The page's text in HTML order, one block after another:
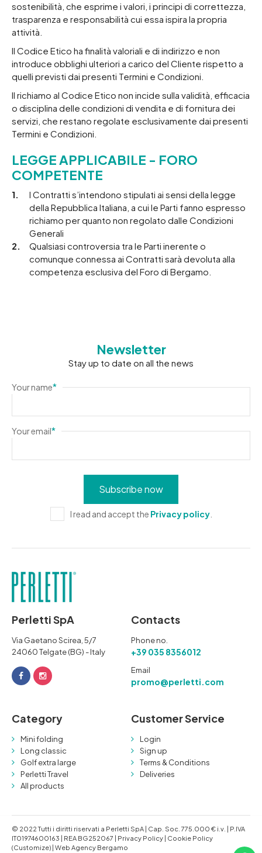
sostenibilità, che esprime i valori, i principi di correttezza,
trasparenza e responsabilità cui essa ispira la propria
attività.
Il Codice Etico ha finalità valoriali e di indirizzo e non
introduce obblighi ulteriori a carico del Cliente rispetto a
quelli previsti dai presenti Termini e Condizioni.
Il richiamo al Codice Etico non incide sulla validità, efficacia
o disciplina delle condizioni di vendita e di fornitura dei
servizi, che restano regolate esclusivamente dai presenti
Termini e Condizioni.
LEGGE APPLICABILE - FORO
COMPETENTE
I Contratti s’intendono stipulati ai sensi della legge
della Repubblica Italiana, a cui le Parti fanno espresso
richiamo per quanto non regolato dalle Condizioni
Generali
Qualsiasi controversia tra le Parti inerente o
comunque connessa ai Contratti sarà devoluta alla
competenza esclusiva del Foro di Bergamo.
Newsletter
Stay up to date on all the news
Your name*
Your email*
I read and accept the Privacy policy.
Perletti SpA
Via Gaetano Scirea, 5/7
24060 Telgate (BG) - Italy
Contacts
Phone no.
+39 035 8356012
Email
promo@perletti.com
Category
Mini folding
Long classic
Golf extra large
Perletti Travel
All products
Customer Service
Login
Sign up
Terms & Conditions
Deliveries
© 2022 Tutti i diritti riservati a Perletti SpA | Cap. Soc. 775.000 € i.v. | P.IVA
IT01974600163 | REA BG252067 | Privacy Policy
Cookie Policy
(Customize) Web Agency Bergamo